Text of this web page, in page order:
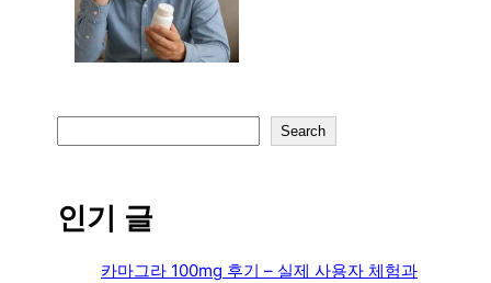
e
c
Search
인기 글
카마그라 100mg 후기 – 실제 사용자 체험과